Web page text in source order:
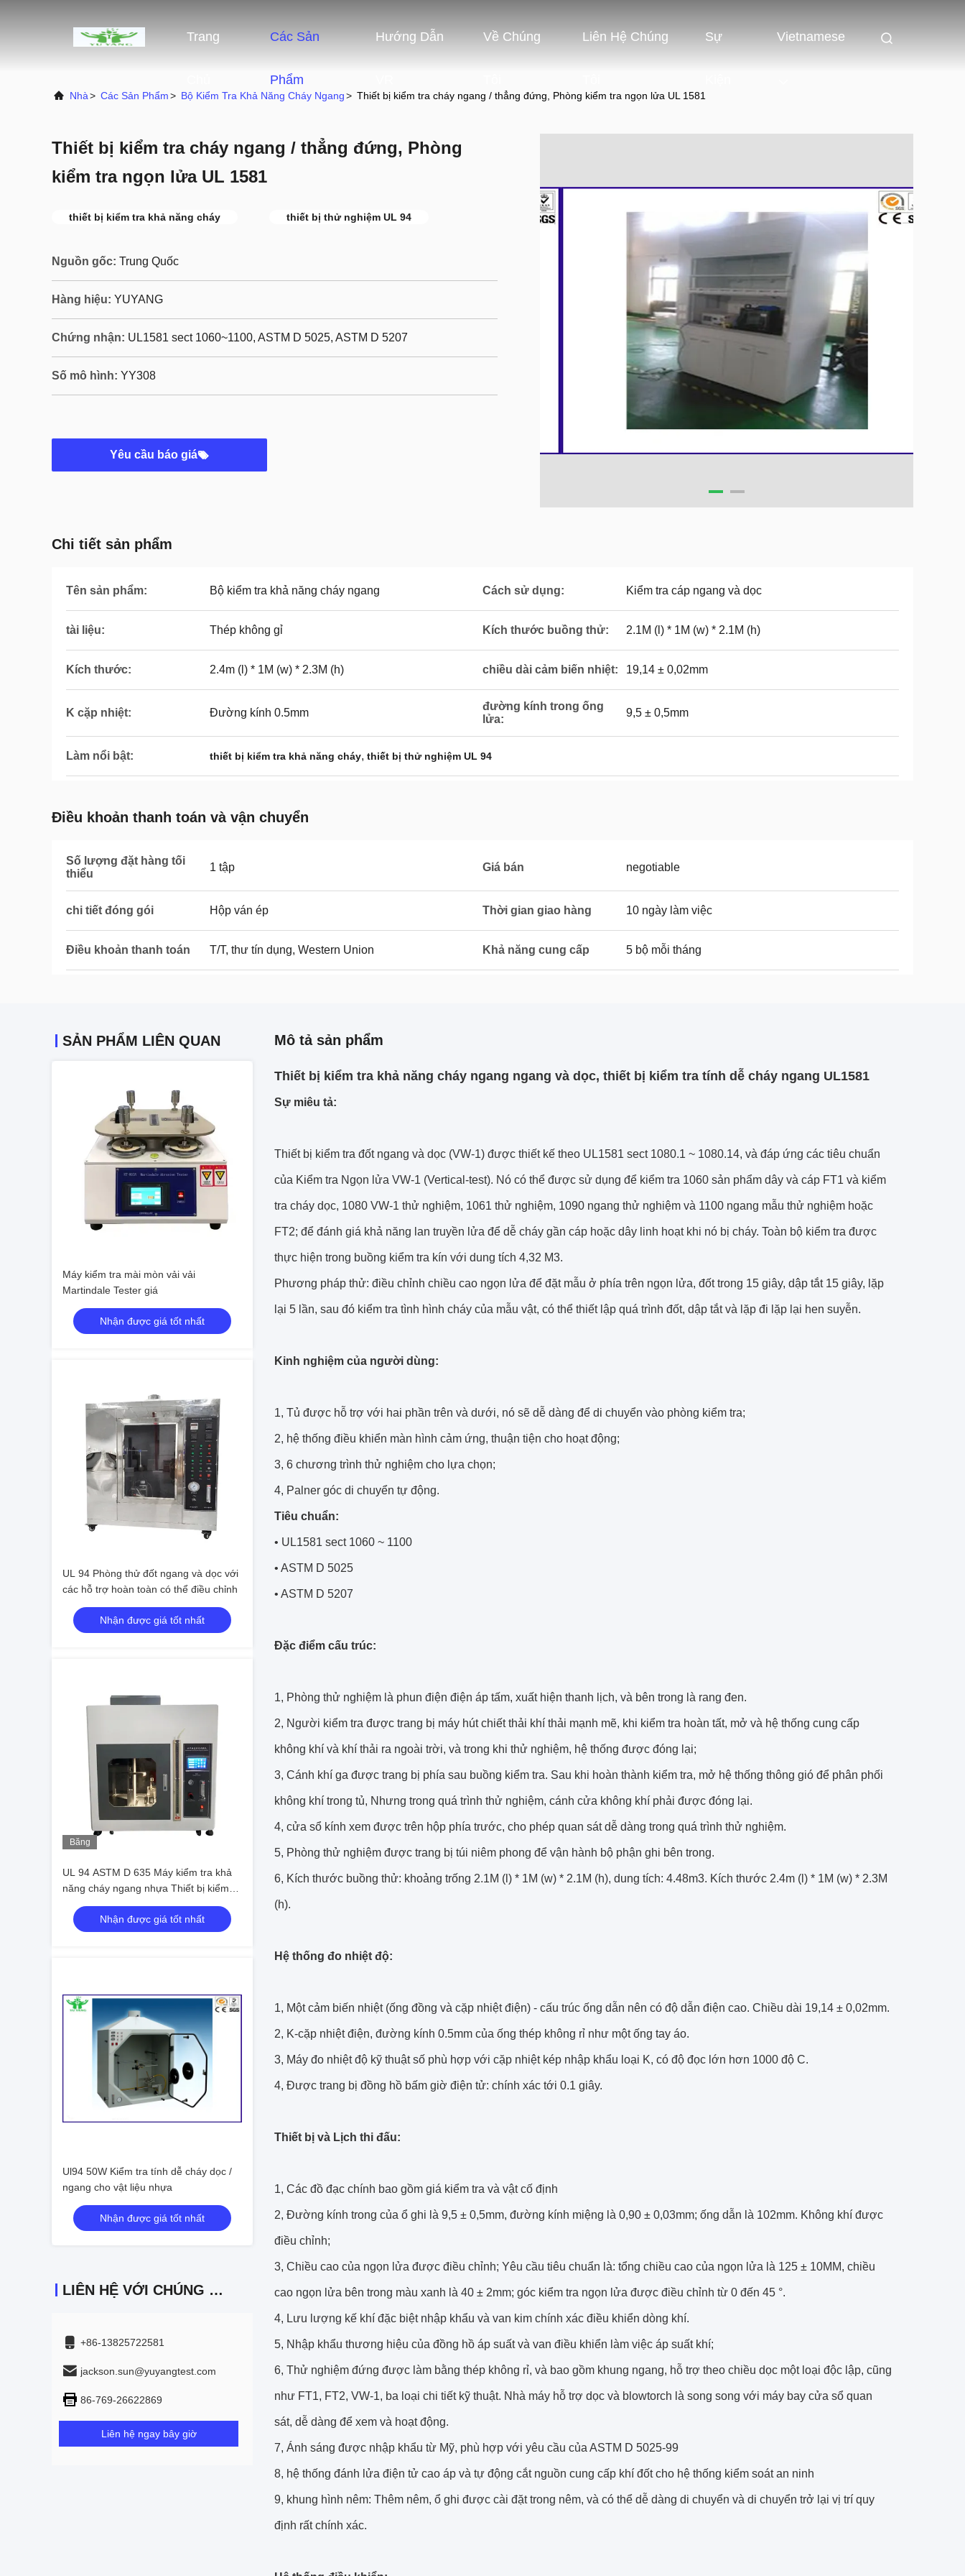
Trang Các Sản
Phẩm
Hướng Dẫn Về Chúng Liên Hệ Chúng Sự Vietnamese
Nhà> Các Sản Phẩm> Bộ Kiểm Tra Khả Năng Cháy Ngang> Thiết bị kiểm tra cháy ngang / thẳng đứng, Phòng kiểm tra ngọn lửa UL 1581
Thiết bị kiểm tra cháy ngang / thẳng đứng, Phòng
kiểm tra ngọn lửa UL 1581
thiết bị kiểm tra khả năng cháy thiết bị thử nghiệm UL 94
Nguồn gốc: Trung Quốc
Hàng hiệu: YUYANG
Chứng nhận: UL1581 sect 1060~1100, ASTM D 5025, ASTM D 5207
Số mô hình: YY308
Yêu cầu báo giá
Chi tiết sản phẩm
Tên sản phẩm: Bộ kiểm tra khả năng cháy ngang Cách sử dụng: Kiểm tra cáp ngang và dọc
tài liệu: Thép không gỉ Kích thước buồng thử: 2.1M (l) * 1M (w) * 2.1M (h)
Kích thước: 2.4m (l) * 1M (w) * 2.3M (h) chiều dài cảm biến nhiệt: 19,14 ± 0,02mm
K cặp nhiệt: Đường kính 0.5mm
đường kính trong ống
lửa:
9,5 ± 0,5mm
Làm nổi bật: thiết bị kiểm tra khả năng cháy, thiết bị thử nghiệm UL 94
Điều khoản thanh toán và vận chuyển
Số lượng đặt hàng tối
thiểu
1 tập Giá bán negotiable
chi tiết đóng gói Hộp ván ép Thời gian giao hàng 10 ngày làm việc
Điều khoản thanh toán T/T, thư tín dụng, Western Union Khả năng cung cấp 5 bộ mỗi tháng
SẢN PHẨM LIÊN QUAN
Máy kiểm tra mài mòn vải vải
Martindale Tester giá
Nhận được giá tốt nhất
UL 94 Phòng thử đốt ngang và dọc với
các hỗ trợ hoàn toàn có thể điều chỉnh
Nhận được giá tốt nhất
Băng
UL 94 ASTM D 635 Máy kiểm tra khả
năng cháy ngang nhựa Thiết bị kiểm
tra tốc độ cháy
Nhận được giá tốt nhất
Ul94 50W Kiểm tra tính dễ cháy dọc /
ngang cho vật liệu nhựa
Nhận được giá tốt nhất
LIÊN HỆ VỚI CHÚNG TÔI
+86-13825722581
jackson.sun@yuyangtest.com
86-769-26622869
Liên hệ ngay bây giờ
Mô tả sản phẩm
Thiết bị kiểm tra khả năng cháy ngang ngang và dọc, thiết bị kiểm tra tính dễ cháy ngang UL1581
Sự miêu tả:
Thiết bị kiểm tra đốt ngang và dọc (VW-1) được thiết kế theo UL1581 sect 1080.1 ~ 1080.14, và đáp ứng các tiêu chuẩn
của Kiểm tra Ngọn lửa VW-1 (Vertical-test). Nó có thể được sử dụng để kiểm tra 1060 sản phẩm dây và cáp FT1 và kiểm
tra cháy dọc, 1080 VW-1 thử nghiệm, 1061 thử nghiệm, 1090 ngang thử nghiệm và 1100 ngang mẫu thử nghiệm hoặc
FT2; để đánh giá khả năng lan truyền lửa để dễ cháy gần cáp hoặc dây linh hoạt khi nó bị cháy. Toàn bộ kiểm tra được
thực hiện trong buồng kiểm tra kín với dung tích 4,32 M3.
Phương pháp thử: điều chỉnh chiều cao ngọn lửa để đặt mẫu ở phía trên ngọn lửa, đốt trong 15 giây, dập tắt 15 giây, lặp
lại 5 lần, sau đó kiểm tra tình hình cháy của mẫu vật, có thể thiết lập quá trình đốt, dập tắt và lặp đi lặp lại hen suyễn.
Kinh nghiệm của người dùng:
1, Tủ được hỗ trợ với hai phần trên và dưới, nó sẽ dễ dàng để di chuyển vào phòng kiểm tra;
2, hệ thống điều khiển màn hình cảm ứng, thuận tiện cho hoạt động;
3, 6 chương trình thử nghiệm cho lựa chọn;
4, Palner góc di chuyển tự động.
Tiêu chuẩn:
• UL1581 sect 1060 ~ 1100
• ASTM D 5025
• ASTM D 5207
Đặc điểm cấu trúc:
1, Phòng thử nghiệm là phun điện điện áp tấm, xuất hiện thanh lịch, và bên trong là rang đen.
2, Người kiểm tra được trang bị máy hút chiết thải khí thải mạnh mẽ, khi kiểm tra hoàn tất, mở và hệ thống cung cấp
không khí và khí thải ra ngoài trời, và trong khi thử nghiệm, hệ thống được đóng lại;
3, Cánh khí ga được trang bị phía sau buồng kiểm tra. Sau khi hoàn thành kiểm tra, mở hệ thống thông gió để phân phối
không khí trong tủ, Nhưng trong quá trình thử nghiệm, cánh cửa không khí phải được đóng lại.
4, cửa sổ kính xem được trên hộp phía trước, cho phép quan sát dễ dàng trong quá trình thử nghiệm.
5, Phòng thử nghiệm được trang bị túi niêm phong để vận hành bộ phận ghi bên trong.
6, Kích thước buồng thử: khoảng trống 2.1M (l) * 1M (w) * 2.1M (h), dung tích: 4.48m3. Kích thước 2.4m (l) * 1M (w) * 2.3M
(h).
Hệ thống đo nhiệt độ:
1, Một cảm biến nhiệt (ống đồng và cặp nhiệt điện) - cấu trúc ống dẫn nên có độ dẫn điện cao. Chiều dài 19,14 ± 0,02mm.
2, K-cặp nhiệt điện, đường kính 0.5mm của ống thép không rỉ như một ống tay áo.
3, Máy đo nhiệt độ kỹ thuật số phù hợp với cặp nhiệt kép nhập khẩu loại K, có độ đọc lớn hơn 1000 độ C.
4, Được trang bị đồng hồ bấm giờ điện tử: chính xác tới 0.1 giây.
Thiết bị và Lịch thi đấu:
1, Các đồ đạc chính bao gồm giá kiểm tra và vật cố định
2, Đường kính trong của ổ ghi là 9,5 ± 0,5mm, đường kính miệng là 0,90 ± 0,03mm; ống dẫn là 102mm. Không khí được
điều chỉnh;
3, Chiều cao của ngọn lửa được điều chỉnh; Yêu cầu tiêu chuẩn là: tổng chiều cao của ngọn lửa là 125 ± 10MM, chiều
cao ngọn lửa bên trong màu xanh là 40 ± 2mm; góc kiểm tra ngọn lửa được điều chỉnh từ 0 đến 45 °.
4, Lưu lượng kế khí đặc biệt nhập khẩu và van kim chính xác điều khiển dòng khí.
5, Nhập khẩu thương hiệu của đồng hồ áp suất và van điều khiển làm việc áp suất khí;
6, Thử nghiệm đứng được làm bằng thép không rỉ, và bao gồm khung ngang, hỗ trợ theo chiều dọc một loại độc lập, cũng
như FT1, FT2, VW-1, ba loại chi tiết kỹ thuật. Nhà máy hỗ trợ dọc và blowtorch là song song với máy bay cửa sổ quan
sát, dễ dàng để xem và hoạt động.
7, Ánh sáng được nhập khẩu từ Mỹ, phù hợp với yêu cầu của ASTM D 5025-99
8, hệ thống đánh lửa điện tử cao áp và tự động cắt nguồn cung cấp khí đốt cho hệ thống kiểm soát an ninh
9, khung hình nêm: Thêm nêm, ổ ghi được cài đặt trong nêm, và có thể dễ dàng di chuyển và di chuyển trở lại vị trí quy
định rất chính xác.